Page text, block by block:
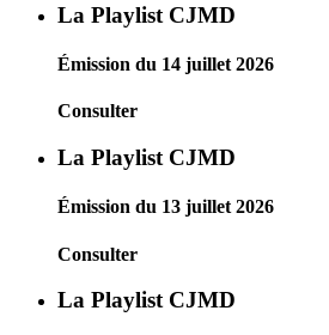
La Playlist CJMD
Émission du 14 juillet 2026
Consulter
La Playlist CJMD
Émission du 13 juillet 2026
Consulter
La Playlist CJMD